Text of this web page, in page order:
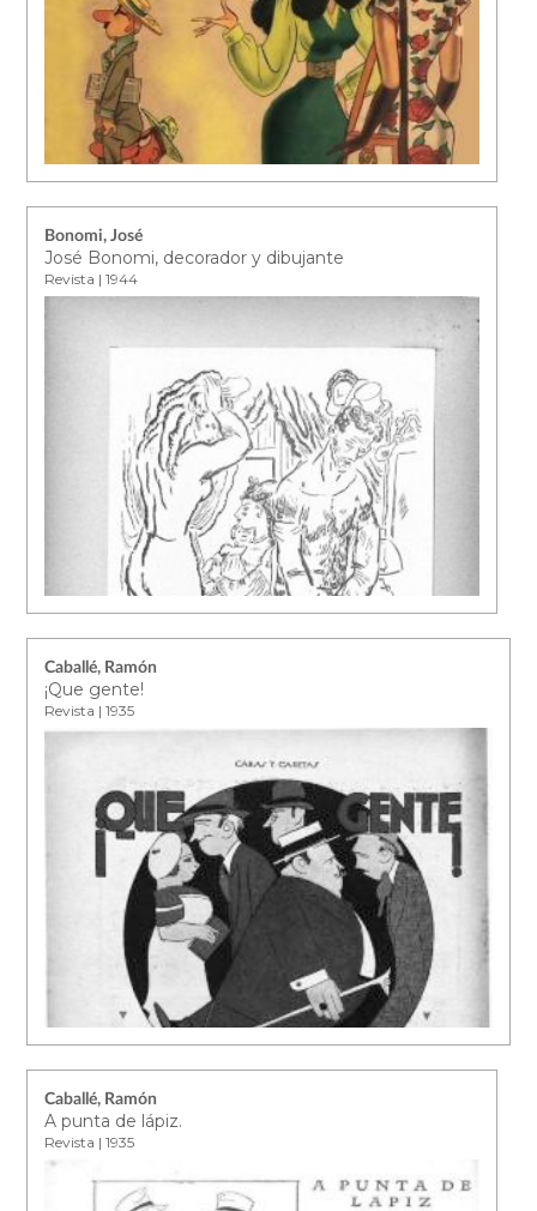
Bonomi, José
José Bonomi, decorador y dibujante
Revista | 1944
Caballé, Ramón
¡Que gente!
Revista | 1935
Caballé, Ramón
A punta de lápiz.
Revista | 1935